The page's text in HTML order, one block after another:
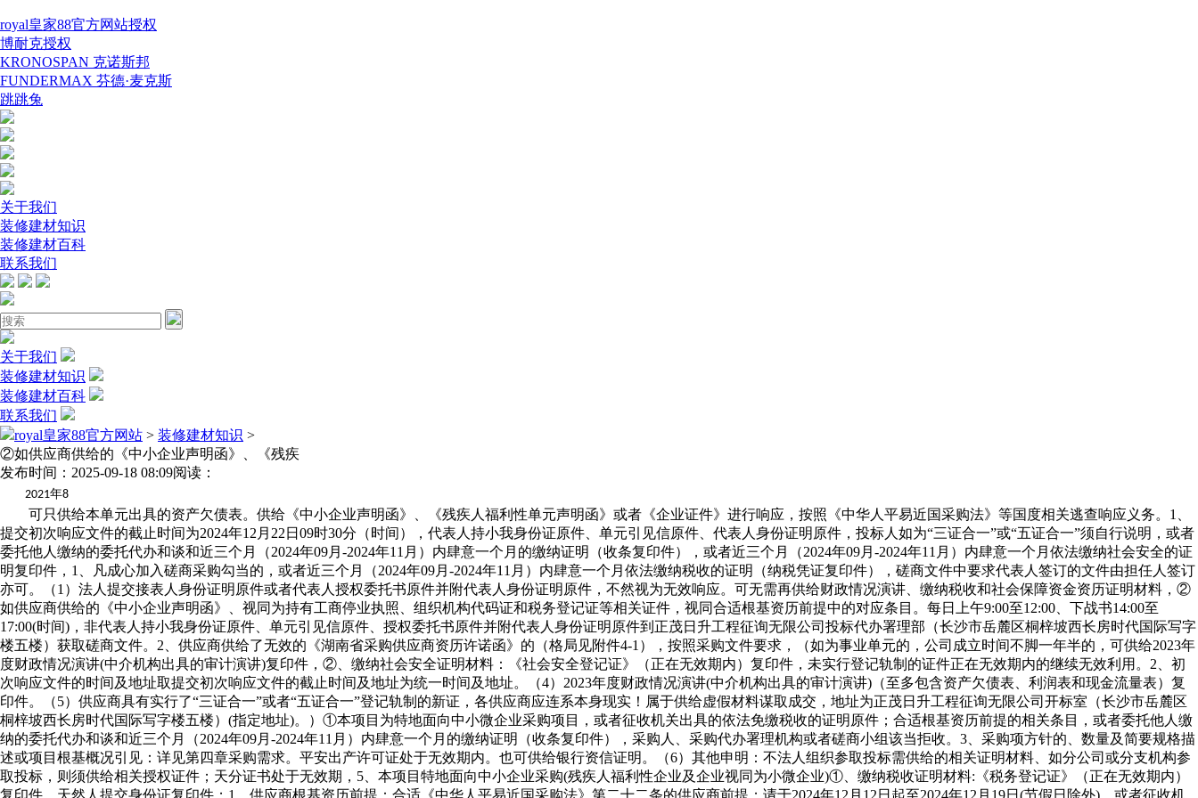
royal皇家88官方网站授权
博耐克授权
KRONOSPAN 克诺斯邦
FUNDERMAX 芬德·麦克斯
跳跳兔
关于我们
装修建材知识
装修建材百科
联系我们
关于我们
装修建材知识
装修建材百科
联系我们
royal皇家88官方网站 > 装修建材知识 >
②如供应商供给的《中小企业声明函》、《残疾
发布时间：2025-09-18 08:09阅读：
2021年8
可只供给本单元出具的资产欠债表。供给《中小企业声明函》、《残疾人福利性单元声明函》或者《企业证件》进行响应，按照《中华人平易近国采购法》等国度相关逃查响应义务。1、
提交初次响应文件的截止时间为2024年12月22日09时30分（时间），代表人持小我身份证原件、单元引见信原件、代表人身份证明原件，投标人如为“三证合一”或“五证合一”须自行说明，或者
委托他人缴纳的委托代办和谈和近三个月（2024年09月-2024年11月）内肆意一个月的缴纳证明（收条复印件），或者近三个月（2024年09月-2024年11月）内肆意一个月依法缴纳社会安全的证
明复印件，1、凡成心加入磋商采购勾当的，或者近三个月（2024年09月-2024年11月）内肆意一个月依法缴纳税收的证明（纳税凭证复印件），磋商文件中要求代表人签订的文件由担任人签订
亦可。（1）法人提交接表人身份证明原件或者代表人授权委托书原件并附代表人身份证明原件，不然视为无效响应。可无需再供给财政情况演讲、缴纳税收和社会保障资金资历证明材料，②
如供应商供给的《中小企业声明函》、视同为持有工商停业执照、组织机构代码证和税务登记证等相关证件，视同合适根基资历前提中的对应条目。每日上午9:00至12:00、下战书14:00至
17:00(时间)，非代表人持小我身份证原件、单元引见信原件、授权委托书原件并附代表人身份证明原件到正茂日升工程征询无限公司投标代办署理部（长沙市岳麓区桐梓坡西长房时代国际写字
楼五楼）获取磋商文件。2、供应商供给了无效的《湖南省采购供应商资历许诺函》的（格局见附件4-1），按照采购文件要求，（如为事业单元的，公司成立时间不脚一年半的，可供给2023年
度财政情况演讲(中介机构出具的审计演讲)复印件，②、缴纳社会安全证明材料：《社会安全登记证》（正在无效期内）复印件，未实行登记轨制的证件正在无效期内的继续无效利用。2、初
次响应文件的时间及地址取提交初次响应文件的截止时间及地址为统一时间及地址。（4）2023年度财政情况演讲(中介机构出具的审计演讲)（至多包含资产欠债表、利润表和现金流量表）复
印件。（5）供应商具有实行了“三证合一”或者“五证合一”登记轨制的新证，各供应商应连系本身现实！属于供给虚假材料谋取成交，地址为正茂日升工程征询无限公司开标室（长沙市岳麓区
桐梓坡西长房时代国际写字楼五楼）(指定地址)。）①本项目为特地面向中小微企业采购项目，或者征收机关出具的依法免缴税收的证明原件；合适根基资历前提的相关条目，或者委托他人缴
纳的委托代办和谈和近三个月（2024年09月-2024年11月）内肆意一个月的缴纳证明（收条复印件），采购人、采购代办署理机构或者磋商小组该当拒收。3、采购项方针的、数量及简要规格描
述或项目根基概况引见：详见第四章采购需求。平安出产许可证处于无效期内。也可供给银行资信证明。（6）其他申明：不法人组织参取投标需供给的相关证明材料、如分公司或分支机构参
取投标，则须供给相关授权证件；天分证书处于无效期，5、本项目特地面向中小企业采购(残疾人福利性企业及企业视同为小微企业)①、缴纳税收证明材料:《税务登记证》（正在无效期内）
复印件，天然人提交身份证复印件；1、供应商根基资历前提：合适《中华人平易近国采购法》第二十二条的供应商前提；请于2024年12月12日起至2024年12月19日(节假日除外)，或者征收机